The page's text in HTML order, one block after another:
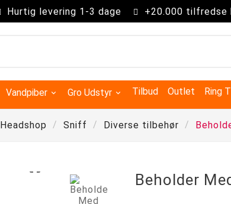
Hurtig levering 1-3 dage +20.000 tilfredse
Vandpiber Gro Udstyr Tilbud Outlet Ring
Headshop Sniff Diverse tilbehør
Beholder